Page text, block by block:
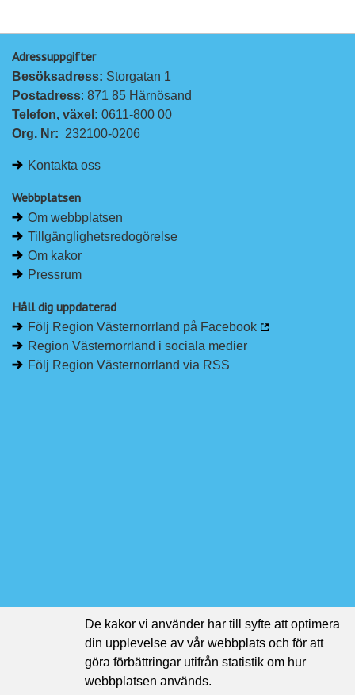
Adressuppgifter
Besöksadress: Storgatan 1
Postadress: 871 85 Härnösand
Telefon, växel: 0611-800 00
Org. Nr: 232100-0206
Kontakta oss
Webbplatsen
Om webbplatsen
Tillgänglighetsredogörelse
Om kakor
Pressrum
Håll dig uppdaterad
Följ Region Västernorrland på Facebook
Region Västernorrland i sociala medier
Följ Region Västernorrland via RSS
De kakor vi använder har till syfte att optimera
din upplevelse av vår webbplats och för att
göra förbättringar utifrån statistik om hur
webbplatsen används.